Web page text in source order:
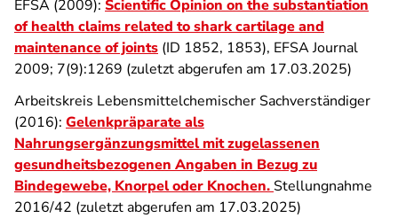
EFSA (2009): Scientific Opinion on the substantiation
of health claims related to shark cartilage and
maintenance of joints (ID 1852, 1853), EFSA Journal
2009; 7(9):1269 (zuletzt abgerufen am 17.03.2025)
Arbeitskreis Lebensmittelchemischer Sachverständiger
(2016): Gelenkpräparate als
Nahrungsergänzungsmittel mit zugelassenen
gesundheitsbezogenen Angaben in Bezug zu
Bindegewebe, Knorpel oder Knochen. Stellungnahme
2016/42 (zuletzt abgerufen am 17.03.2025)